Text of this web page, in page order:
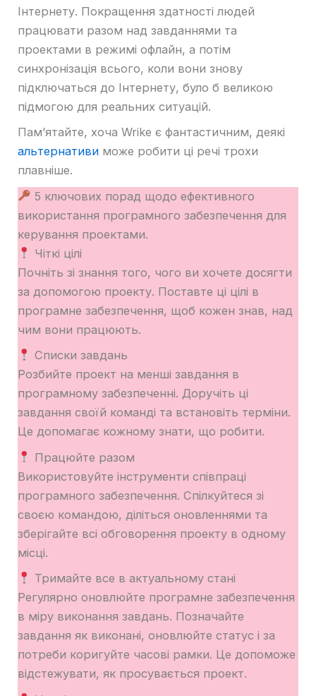
Інтернету. Покращення здатності людей
працювати разом над завданнями та
проектами в режимі офлайн, а потім
синхронізація всього, коли вони знову
підключаться до Інтернету, було б великою
підмогою для реальних ситуацій.
Пам’ятайте, хоча Wrike є фантастичним, деякі
альтернативи може робити ці речі трохи
плавніше.
5 ключових порад щодо ефективного
використання програмного забезпечення для
керування проектами.
Чіткі цілі
Почніть зі знання того, чого ви хочете досягти
за допомогою проекту. Поставте ці цілі в
програмне забезпечення, щоб кожен знав, над
чим вони працюють.
Списки завдань
Розбийте проект на менші завдання в
програмному забезпеченні. Доручіть ці
завдання своїй команді та встановіть терміни.
Це допомагає кожному знати, що робити.
Працюйте разом
Використовуйте інструменти співпраці
програмного забезпечення. Спілкуйтеся зі
своєю командою, діліться оновленнями та
зберігайте всі обговорення проекту в одному
місці.
Тримайте все в актуальному стані
Регулярно оновлюйте програмне забезпечення
в міру виконання завдань. Позначайте
завдання як виконані, оновлюйте статус і за
потреби коригуйте часові рамки. Це допоможе
відстежувати, як просувається проект.